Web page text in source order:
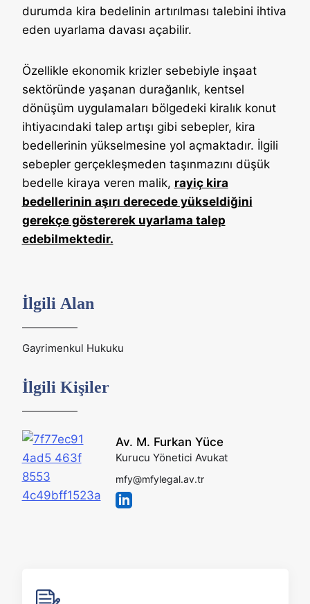
durumda kira bedelinin artırılması talebini ihtiva
eden uyarlama davası açabilir.
Özellikle ekonomik krizler sebebiyle inşaat
sektöründe yaşanan durağanlık, kentsel
dönüşüm uygulamaları bölgedeki kiralık konut
ihtiyacındaki talep artışı gibi sebepler, kira
bedellerinin yükselmesine yol açmaktadır. İlgili
sebepler gerçekleşmeden taşınmazını düşük
bedelle kiraya veren malik, rayiç kira
bedellerinin aşırı derecede yükseldiğini
gerekçe göstererek uyarlama talep
edebilmektedir.
İlgili Alan
Gayrimenkul Hukuku
İlgili Kişiler
Av. M. Furkan Yüce
Kurucu Yönetici Avukat
mfy@mfylegal.av.tr